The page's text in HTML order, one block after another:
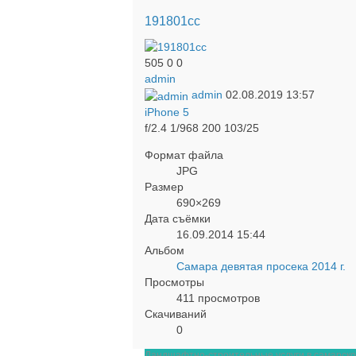
191801cc
505 0 0
admin
admin 02.08.2019 13:57
iPhone 5
f/2.4 1/968 200 103/25
Формат файла
JPG
Размер
690×269
Дата съёмки
16.09.2014 15:44
Альбом
Самара девятая просека 2014 г.
Просмотры
411 просмотров
Скачиваний
0